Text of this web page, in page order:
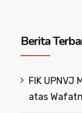
Berita
FIK UPNVJ
atas